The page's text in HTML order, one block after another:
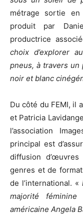
métrage sortie
produit par
productrice
choix d’explorer
pneus, à travers
noir et blanc
Du côté du FEMI, il
et Patricia
l’association
principal est
diffusion
genres et de
de l’international. «
majorité
américaine Angela